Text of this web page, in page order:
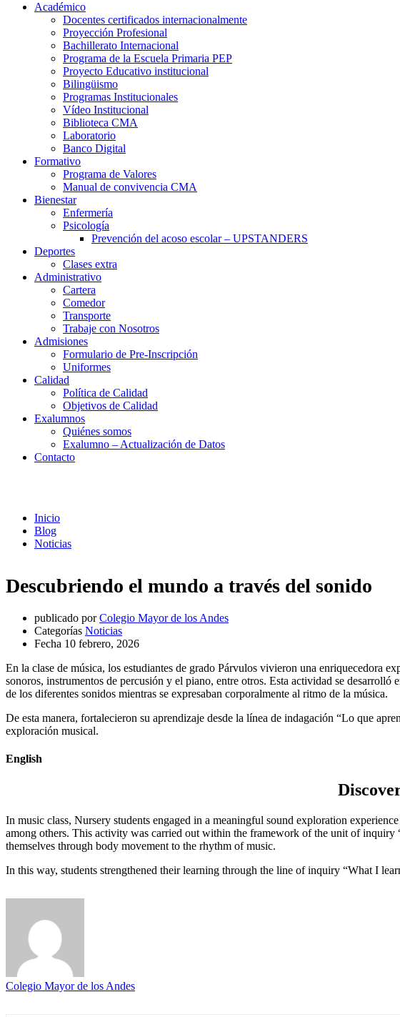
Académico
Docentes certificados internacionalmente
Proyección Profesional
Bachillerato Internacional
Programa de la Escuela Primaria PEP
Proyecto Educativo institucional
Bilingüismo
Programas Institucionales
Vídeo Institucional
Biblioteca CMA
Laboratorio
Banco Digital
Formativo
Programa de Valores
Manual de convivencia CMA
Bienestar
Enfermería
Psicología
Prevención del acoso escolar – UPSTANDERS
Deportes
Clases extra
Administrativo
Cartera
Comedor
Transporte
Trabaje con Nosotros
Admisiones
Formulario de Pre-Inscripción
Uniformes
Calidad
Política de Calidad
Objetivos de Calidad
Exalumnos
Quiénes somos
Exalumno – Actualización de Datos
Contacto
Inicio
Blog
Noticias
Descubriendo el mundo a través del sonido
publicado por Colegio Mayor de los Andes
Categorías Noticias
Fecha 10 febrero, 2026
En la clase de música, los estudiantes de grado Párvulos vivieron una enriquecedora
sonoros, instrumentos de percusión y el piano, entre otros. Esta actividad se
de los diferentes sonidos mientras se expresaban corporalmente al ritmo de la música.
De esta manera, fortalecieron su aprendizaje desde la línea de indagación “Lo que
exploración musical.
English
In music class, Nursery students engaged in a meaningful sound exploration
among others. This activity was carried out within the framework of the unit of
themselves through body movement to the rhythm of music.
In this way, students strengthened their learning through the line of inquiry “What I
Colegio Mayor de los Andes